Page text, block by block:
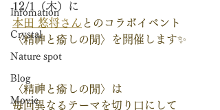
Infomation
Crystal
Nature spot
Blog
Movie
12/1（木）に
本田 悠将さん とのコラボイベント
〈精神と瘉しの閒〉を開催します✨
〈精神と瘉しの閒〉は
毎回異なるテーマを切り口にして